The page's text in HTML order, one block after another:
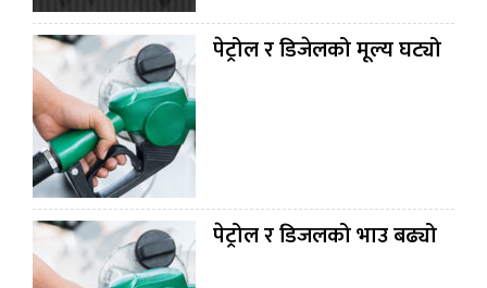
पेट्रोल र डिजेलको मूल्य घट्यो
पेट्रोल र डिजलको भाउ बढ्यो